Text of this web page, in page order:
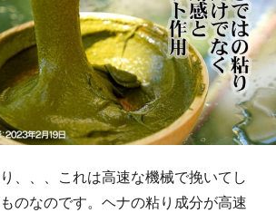
、、、これは高速な機械で挽いてし
のなのです。ヘナの粘り成分が高速